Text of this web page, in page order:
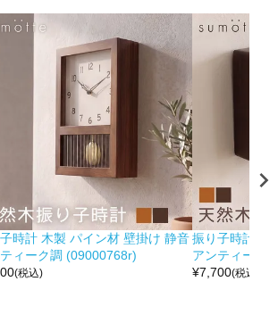
時計 木製 パイン材 壁掛け 静音
ィーク調 (09000768r)
(税込)
振り子時計 木
アンティーク
¥7,700(税込)